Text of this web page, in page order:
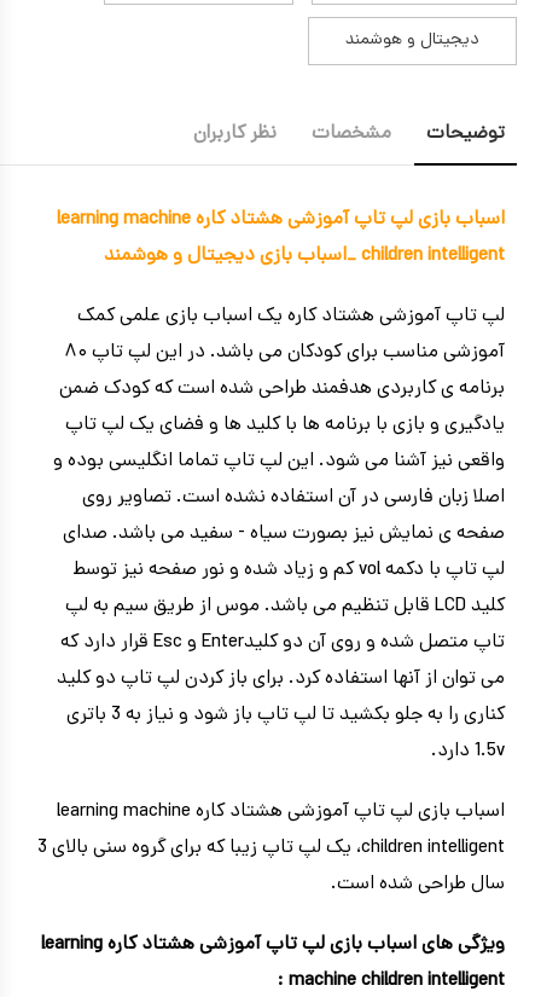
دیجیتال و هوشمند
توضیحات مشخصات نظر کاربران
اسباب بازی لپ تاپ آموزشی هشتاد کاره learning machine
children intelligent _اسباب بازی دیجیتال و هوشمند
لپ تاپ آموزشی هشتاد کاره یک اسباب بازی علمی کمک
آموزشی مناسب برای کودکان می باشد. در این لپ تاپ ۸۰
برنامه ی کاربردی هدفمند طراحی شده است که کودک ضمن
یادگیری و بازی با برنامه ها با کلید ها و فضای یک لپ تاپ
واقعی نیز آشنا می شود. این لپ تاپ تماما انگلیسی بوده و
اصلا زبان فارسی در آن استفاده نشده است. تصاویر روی
صفحه ی نمایش نیز بصورت سیاه - سفید می باشد. صدای
لپ تاپ با دکمه vol کم و زیاد شده و نور صفحه نیز توسط
کلید LCD قابل تنظیم می باشد. موس از طریق سیم به لپ
تاپ متصل شده و روی آن دو کلیدEnter و Esc قرار دارد که
می توان از آنها استفاده کرد. برای باز کردن لپ تاپ دو کلید
کناری را به جلو بکشید تا لپ تاپ باز شود و نیاز به 3 باتری
1.5v دارد.
اسباب بازی لپ تاپ آموزشی هشتاد کاره learning machine
children intelligent،
یک لپ تاپ زیبا که برای گروه سنی بالای 3
سال طراحی شده است.
ویژگی های اسباب بازی لپ تاپ آموزشی هشتاد کاره learning
machine children intelligent :